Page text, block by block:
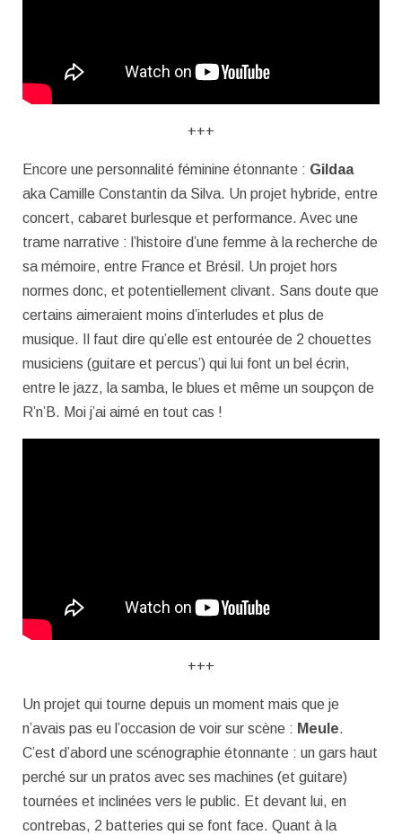
+++
Encore une personnalité féminine étonnante : Gildaa
aka Camille Constantin da Silva. Un projet hybride, entre
concert, cabaret burlesque et performance. Avec une
trame narrative : l’histoire d’une femme à la recherche de
sa mémoire, entre France et Brésil. Un projet hors
normes donc, et potentiellement clivant. Sans doute que
certains aimeraient moins d’interludes et plus de
musique. Il faut dire qu’elle est entourée de 2 chouettes
musiciens (guitare et percus’) qui lui font un bel écrin,
entre le jazz, la samba, le blues et même un soupçon de
R’n’B. Moi j’ai aimé en tout cas !
+++
Un projet qui tourne depuis un moment mais que je
n’avais pas eu l’occasion de voir sur scène : Meule.
C’est d’abord une scénographie étonnante : un gars haut
perché sur un pratos avec ses machines (et guitare)
tournées et inclinées vers le public. Et devant lui, en
contrebas, 2 batteries qui se font face. Quant à la